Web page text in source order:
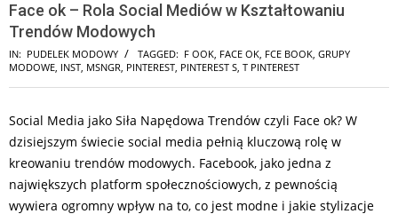
Face ok – Rola Social Mediów w Kształtowaniu
Trendów Modowych
IN: PUDELEK MODOWY TAGGED: F OOK, FACE OK, FCE BOOK, GRUPY
MODOWE, INST, MSNGR, PINTEREST, PINTEREST S, T PINTEREST
Social Media jako Siła Napędowa Trendów czyli Face ok? W
dzisiejszym świecie social media pełnią kluczową rolę w
kreowaniu trendów modowych. Facebook, jako jedna z
największych platform społecznościowych, z pewnością
wywiera ogromny wpływ na to, co jest modne i jakie stylizacje